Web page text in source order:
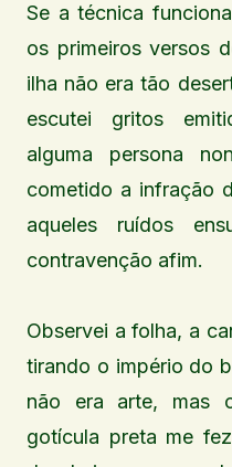
Se a técnica
os primeiros versos
ilha não era tão
escutei gritos
alguma persona
cometido a infração
aqueles ruídos
contravenção afim.
Observei a folha, a
tirando o império do
não era arte, mas
gotícula preta me